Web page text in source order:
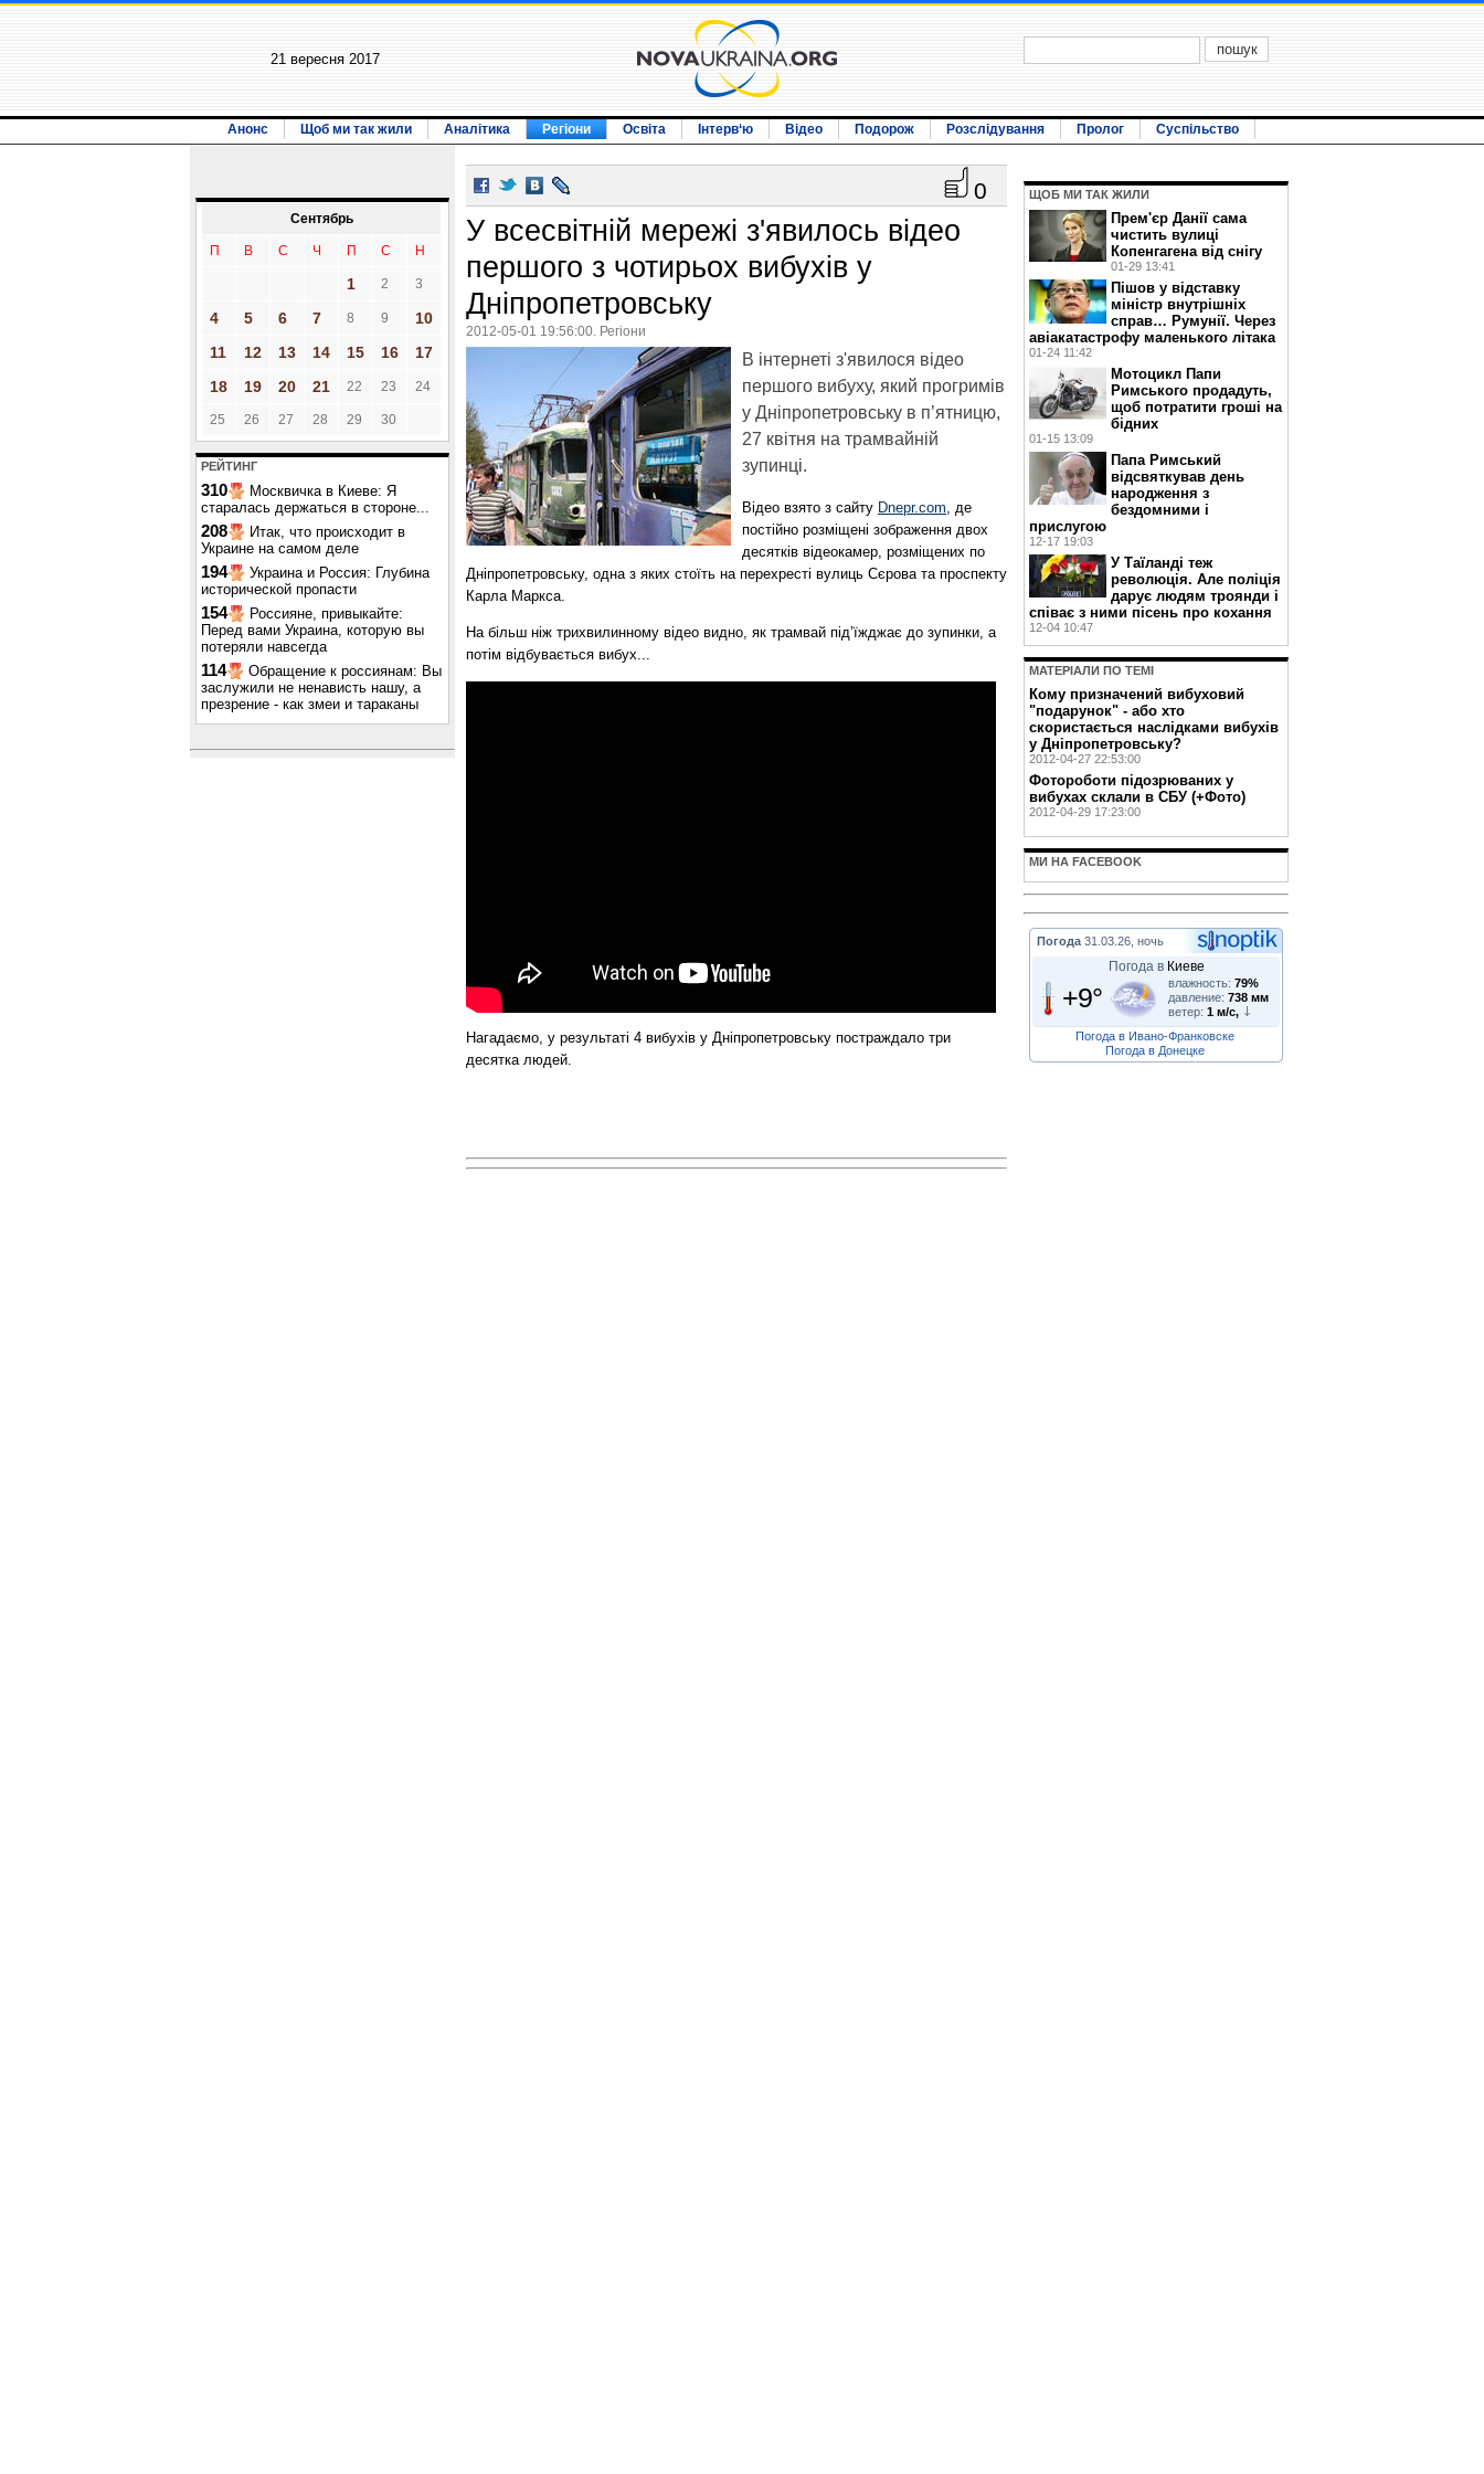
21 вересня 2017
Анонс Щоб ми так жили Аналітика Регіони Освіта Інтерв‘ю Відео Подорож Розслідування Пролог Суспільство
Сентябрь
П В С Ч П С Н
1 2 3
4 5 6 7 8 9
10
11
12 13 14 15 16
17
18
19 20 21 22 23 24
25 26 27 28 29 30
РЕЙТИНГ
310
Москвичка в Киеве: Я
старалась держаться в стороне...
208
Итак, что происходит в
Украине на самом деле
194
Украина и Россия: Глубина
исторической пропасти
154
Россияне, привыкайте:
Перед вами Украина, которую вы
потеряли навсегда
114
Обращение к россиянам: Вы
заслужили не ненависть нашу, а
презрение - как змеи и тараканы
0
У всесвітній мережі з'явилось відео
першого з чотирьох вибухів у
Дніпропетровську
2012-05-01 19:56:00. Регіони
В інтернеті з'явилося відео
першого вибуху, який прогримів
у Дніпропетровську в п’ятницю,
27 квітня на трамвайній
зупинці.
Відео взято з сайту Dnepr.com, де
постійно розміщені зображення двох
десятків відеокамер, розміщених по
Дніпропетровську, одна з яких стоїть на перехресті вулиць Сєрова та проспекту
Карла Маркса.
На більш ніж трихвилинному відео видно, як трамвай під’їжджає до зупинки, а
потім відбувається вибух...
Нагадаємо, у результаті 4 вибухів у Дніпропетровську постраждало три
десятка людей.
ЩОБ МИ ТАК ЖИЛИ
Прем'єр Данії сама
чистить вулиці
Копенгагена від снігу
01-29 13:41
Пішов у відставку
міністр внутрішніх
справ… Румунії. Через
авіакатастрофу маленького літака
01-24 11:42
Мотоцикл Папи
Римського продадуть,
щоб потратити гроші на
бідних
01-15 13:09
Папа Римський
відсвяткував день
народження з
бездомними і
прислугою
12-17 19:03
У Таїланді теж
революція. Але поліція
дарує людям троянди і
співає з ними пісень про кохання
12-04 10:47
МАТЕРIАЛИ ПО ТЕМI
Кому призначений вибуховий
"подарунок" - або хто
скористається наслідками вибухів
у Дніпропетровську?
2012-04-27 22:53:00
Фотороботи підозрюваних у
вибухах склали в СБУ (+Фото)
2012-04-29 17:23:00
МИ НА FACEBOOK
Погода 31.03.26, ночь
Погода в Киеве
+9° влажность: 79%
давление: 738 мм
ветер: 1 м/с,
Погода в Ивано-Франковске
Погода в Донецке